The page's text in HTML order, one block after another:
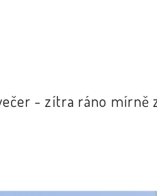
- zítra ráno mírně